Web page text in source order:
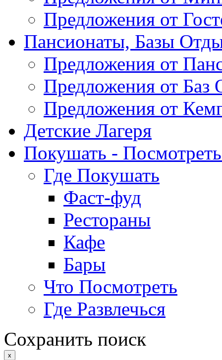
Предложения от
Пансионаты, Базы
Предложения от
Предложения от Баз
Предложения от
Детские Лагеря
Покушать - Посмотреть
Где Покушать
Фаст-фуд
Рестораны
Кафе
Бары
Что Посмотреть
Где Развлечься
Сохранить поиск
x